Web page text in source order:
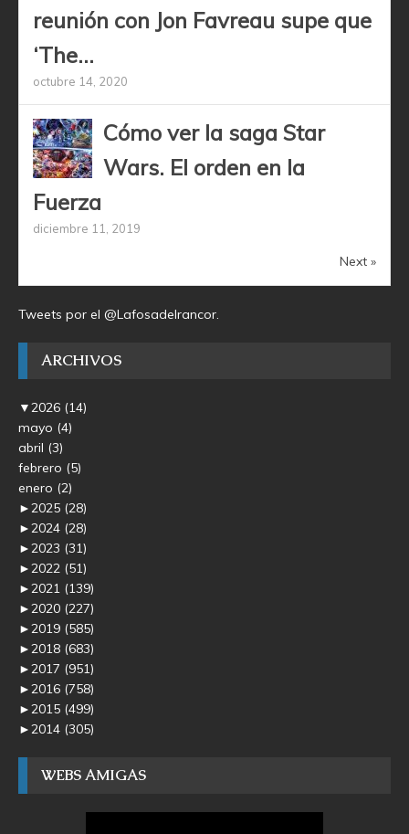
reunión con Jon Favreau supe que
‘The...
octubre 14, 2020
Cómo ver la saga Star
Wars. El orden en la
Fuerza
diciembre 11, 2019
Next »
Tweets por el @Lafosadelrancor.
ARCHIVOS
▼2026 (14)
mayo (4)
abril (3)
febrero (5)
enero (2)
►2025 (28)
►2024 (28)
►2023 (31)
►2022 (51)
►2021 (139)
►2020 (227)
►2019 (585)
►2018 (683)
►2017 (951)
►2016 (758)
►2015 (499)
►2014 (305)
WEBS AMIGAS